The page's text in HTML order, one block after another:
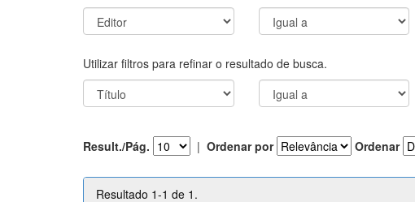
Utilizar filtros para refinar o resultado de busca.
Result./Pág. | Ordenar por Ordenar
Resultado 1-1 de 1.